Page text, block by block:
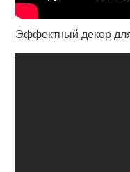
Эффектный декор